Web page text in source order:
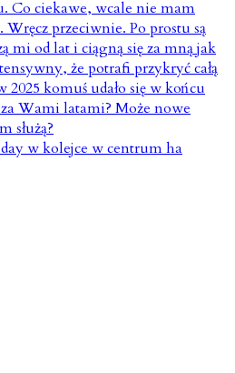
w kolejce w centrum ha